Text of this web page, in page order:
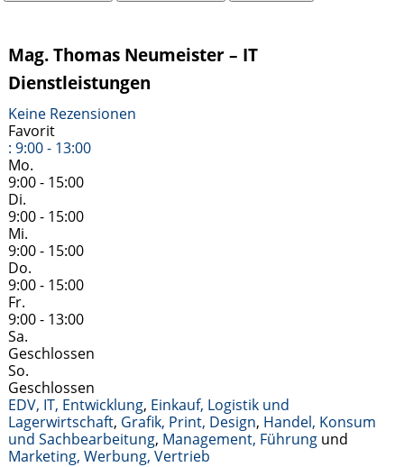
Mag. Thomas Neumeister – IT
Dienstleistungen
Keine Rezensionen
Favorit
:9:00 - 13:00
Mo.
9:00 - 15:00
Di.
9:00 - 15:00
Mi.
9:00 - 15:00
Do.
9:00 - 15:00
Fr.
9:00 - 13:00
Sa.
Geschlossen
So.
Geschlossen
EDV, IT, Entwicklung, Einkauf, Logistik und
Lagerwirtschaft, Grafik, Print, Design, Handel, Konsum
und Sachbearbeitung, Management, Führung und
Marketing, Werbung, Vertrieb